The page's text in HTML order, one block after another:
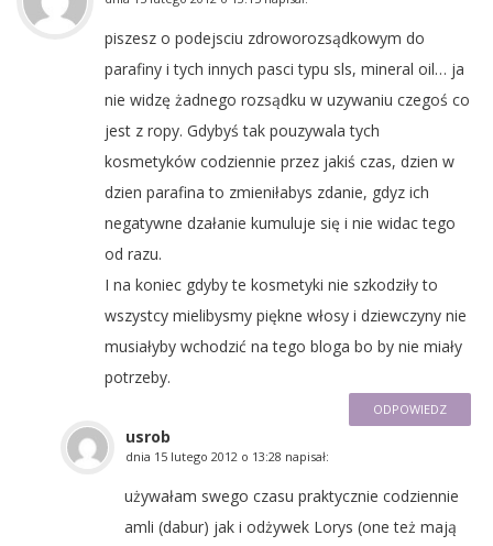
piszesz o podejsciu zdroworozsądkowym do
parafiny i tych innych pasci typu sls, mineral oil… ja
nie widzę żadnego rozsądku w uzywaniu czegoś co
jest z ropy. Gdybyś tak pouzywala tych
kosmetyków codziennie przez jakiś czas, dzien w
dzien parafina to zmieniłabys zdanie, gdyz ich
negatywne dzałanie kumuluje się i nie widac tego
od razu.
I na koniec gdyby te kosmetyki nie szkodziły to
wszystcy mielibysmy piękne włosy i dziewczyny nie
musiałyby wchodzić na tego bloga bo by nie miały
potrzeby.
ODPOWIEDZ
usrob
dnia 15 lutego 2012 o 13:28 napisał:
używałam swego czasu praktycznie codziennie
amli (dabur) jak i odżywek Lorys (one też mają